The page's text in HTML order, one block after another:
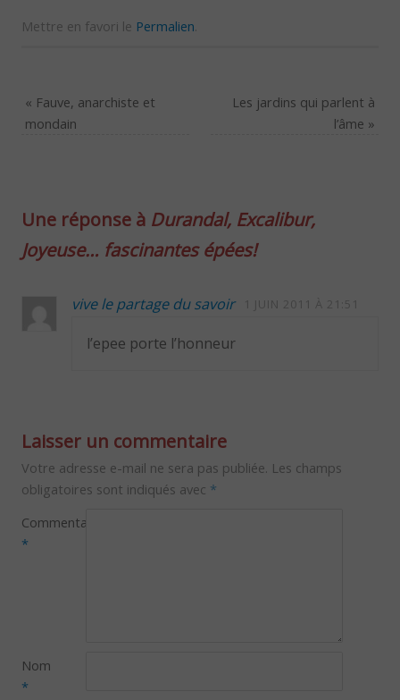
Mettre en favori le Permalien
« Fauve, anarchiste et
mondain
Les jardins qui parlent à
l’âme »
Une réponse à Durandal, Excalibur,
Joyeuse… fascinantes épées!
vive le partage du savoir 1 JUIN 2011 À 21:51
l’epee porte l’honneur
Laisser un commentaire
Votre adresse e-mail ne sera pas publiée. Les champs
obligatoires sont indiqués avec *
Commentaire
*
Nom
*